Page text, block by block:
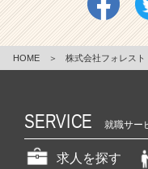
を
る！
チ
ャ
HOME ＞ 株式会社フォレスト
SERVICE 就職サー
求人を探す